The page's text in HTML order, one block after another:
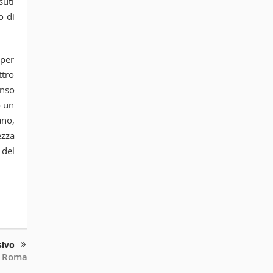
di
un